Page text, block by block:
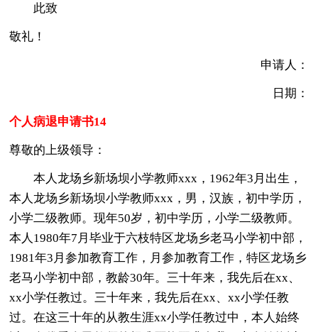
此致
敬礼！
申请人：
日期：
个人病退申请书14
尊敬的上级领导：
本人龙场乡新场坝小学教师xxx，1962年3月出生，
本人龙场乡新场坝小学教师xxx，男，汉族，初中学历，
小学二级教师。现年50岁，初中学历，小学二级教师。
本人1980年7月毕业于六枝特区龙场乡老马小学初中部，
1981年3月参加教育工作，月参加教育工作，特区龙场乡
老马小学初中部，教龄30年。三十年来，我先后在xx、
xx小学任教过。三十年来，我先后在xx、xx小学任教
过。在这三十年的从教生涯xx小学任教过中，本人始终